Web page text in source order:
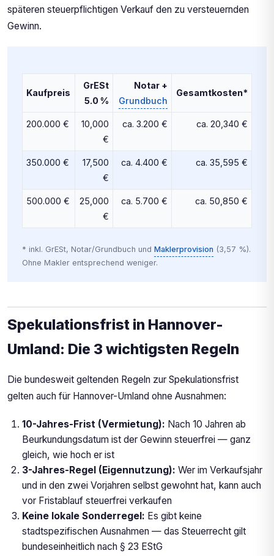
späteren steuerpflichtigen Verkauf den zu versteuernden
Gewinn.
Kaufpreis
GrESt
5.0 %
Notar +
Grundbuch
Gesamtkosten*
200.000 €
10,000
€
ca. 3.200 € ca. 20,340 €
350.000 €
17,500
€
ca. 4.400 € ca. 35,595 €
500.000 €
25,000
€
ca. 5.700 € ca. 50,850 €
* inkl. GrESt, Notar/Grundbuch und Maklerprovision (3,57 %).
Ohne Makler entsprechend weniger.
Spekulationsfrist in Hannover-
Umland: Die 3 wichtigsten Regeln
Die bundesweit geltenden Regeln zur Spekulationsfrist
gelten auch für Hannover-Umland ohne Ausnahmen:
10-Jahres-Frist (Vermietung): Nach 10 Jahren ab
Beurkundungsdatum ist der Gewinn steuerfrei — ganz
gleich, wie hoch er ist
3-Jahres-Regel (Eigennutzung): Wer im Verkaufsjahr
und in den zwei Vorjahren selbst gewohnt hat, kann auch
vor Fristablauf steuerfrei verkaufen
Keine lokale Sonderregel: Es gibt keine
stadtspezifischen Ausnahmen — das Steuerrecht gilt
bundeseinheitlich nach § 23 EStG